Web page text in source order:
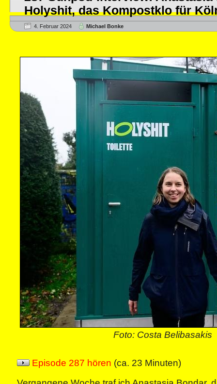
Holyshit, das Kompostklo für
4. Februar 2024 Michael Bonke
Foto: Costa Belibasakis
Episode 287 hören (ca. 23 Minuten)